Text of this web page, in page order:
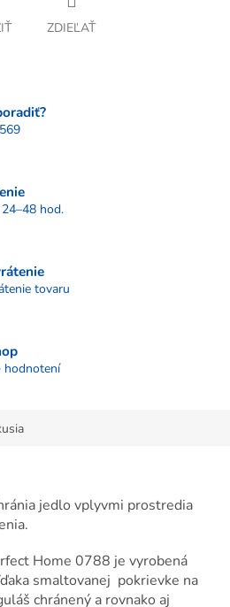
ZDIEĽAŤ
hod.
tovaru
jedlo vplyvmi prostredia
Home 0788 je vyrobená
smaltovanej pokrievke na
chránený a rovnako aj